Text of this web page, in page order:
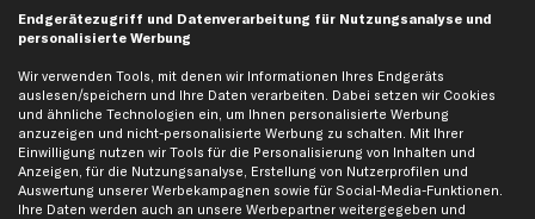
Vorkasse
Versand
Endgerätezugriff und Datenverarbeitung für Nutzungsanalyse und
personalisierte Werbung
Wir verwenden Tools, mit denen wir Informationen Ihres Endgeräts
auslesen/speichern und Ihre Daten verarbeiten. Dabei setzen wir Cookies
und ähnliche Technologien ein, um Ihnen personalisierte Werbung
anzuzeigen und nicht-personalisierte Werbung zu schalten. Mit Ihrer
Einwilligung nutzen wir Tools für die Personalisierung von Inhalten und
Anzeigen, für die Nutzungsanalyse, Erstellung von Nutzerprofilen und
Auswertung unserer Werbekampagnen sowie für Social-Media-Funktionen.
Ihre Daten werden auch an unsere Werbepartner weitergegeben und